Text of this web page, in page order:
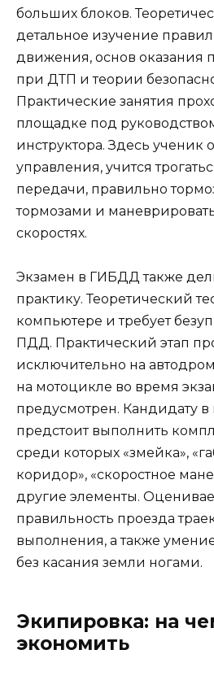
больших блоков.
детальное изучение
движения, основ оказания
при ДТП и теории
Практические занятия
площадке под
инструктора. Здесь ученик
управления, учится
передачи, правильно
тормозами и
скоростях.
Экзамен в ГИБДД также
практику. Теоретический
компьютере и требует
ПДД. Практический этап
исключительно на
на мотоцикле во время
предусмотрен. Кандидату в
предстоит выполнить
среди которых «змейка»,
коридор», «скоростное
другие элементы.
правильность проезда
выполнения, а также
без касания земли ногами.
Экипировка: на
экономить